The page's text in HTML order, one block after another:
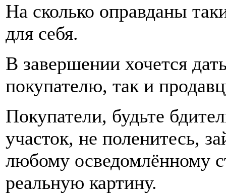
На сколько оправданы
для себя.
В завершении хочется
покупателю, так и
Покупатели, будьте
участок, не поленитесь,
любому осведомлённому
реальную картину.